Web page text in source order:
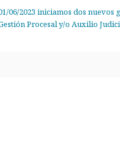
06/2023 iniciamos dos
Procesal y/o Auxilio